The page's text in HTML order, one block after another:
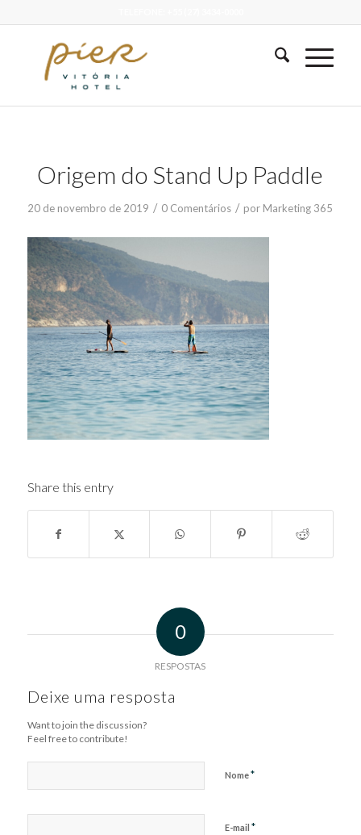
Origem do Stand Up Paddle
20 de novembro de 2019 / 0 Comentários / por Marketing 365
Share this entry
0
RESPOSTAS
Deixe uma resposta
Want to join the discussion?
Feel free to contribute!
Nome*
E-mail *